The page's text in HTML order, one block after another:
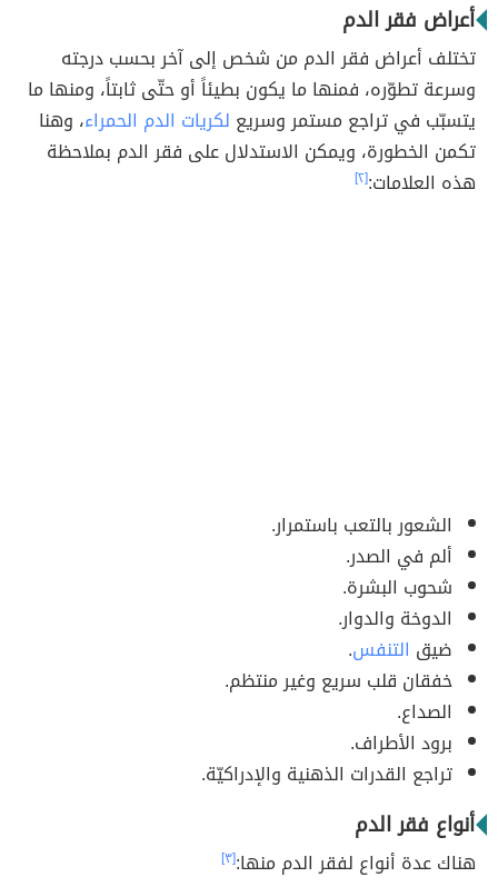
أعراض فقر الدم
تختلف أعراض فقر الدم من شخص إلى آخر بحسب درجته
وسرعة تطوّره، فمنها ما يكون بطيئاً أو حتّى ثابتاً، ومنها ما
يتسبّب في تراجع مستمر وسريع لكريات الدم الحمراء، وهنا
تكمن الخطورة، ويمكن الاستدلال على فقر الدم بملاحظة
هذه العلامات:[٢]
الشعور بالتعب باستمرار.
ألم في الصدر.
شحوب البشرة.
الدوخة والدوار.
ضيق التنفس.
خفقان قلب سريع وغير منتظم.
الصداع.
برود الأطراف.
تراجع القدرات الذهنية والإدراكيّة.
أنواع فقر الدم
هناك عدة أنواع لفقر الدم منها:[٣]